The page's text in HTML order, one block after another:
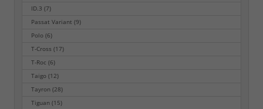
ID.3(7)
Passat Variant(9)
Polo(6)
T-Cross(17)
T-Roc(6)
Taigo(12)
Tayron(28)
Tiguan(15)